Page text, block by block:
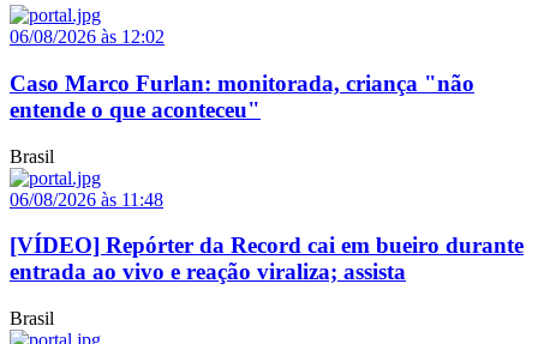
06/08/2026 às 12:02
Caso Marco Furlan: monitorada, criança "não
entende o que aconteceu"
Brasil
06/08/2026 às 11:48
[VÍDEO] Repórter da Record cai em bueiro durante
entrada ao vivo e reação viraliza; assista
Brasil